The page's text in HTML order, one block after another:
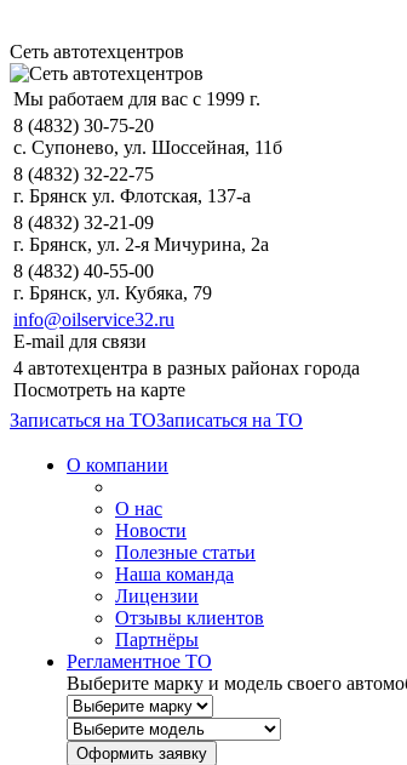
Сеть автотехцентров
Мы работаем для вас с 1999 г.
8 (4832) 30-75-20
с. Супонево, ул. Шоссейная, 11б
8 (4832) 32-22-75
г. Брянск ул. Флотская, 137-а
8 (4832) 32-21-09
г. Брянск, ул. 2-я Мичурина, 2а
8 (4832) 40-55-00
г. Брянск, ул. Кубяка, 79
info@oilservice32.ru
E-mail для связи
4 автотехцентра в разных районах города
Посмотреть на карте
Записаться на ТОЗаписаться на ТО
О компании
О нас
Новости
Полезные статьи
Наша команда
Лицензии
Отзывы клиентов
Партнёры
Регламентное ТО
Выберите марку и модель своего